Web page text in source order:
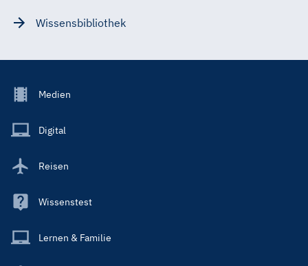
Wissensbibliothek
Footer
Main
Medien
Digital
Reisen
Wissenstest
Lernen & Familie